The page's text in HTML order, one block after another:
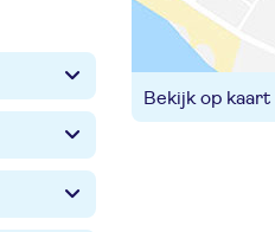
Bekijk op kaart